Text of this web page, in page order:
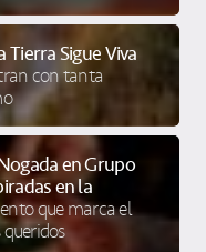
Sigue Viva
con tanta
en Grupo
en la
que marca el